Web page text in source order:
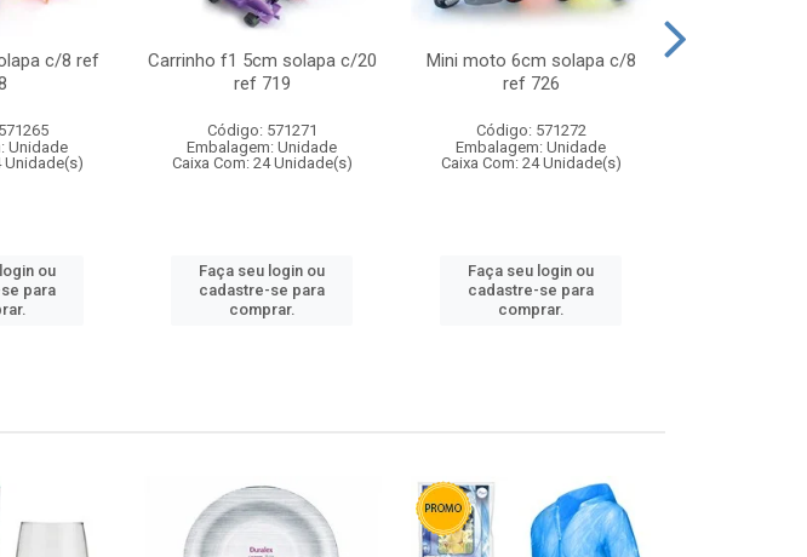
c/8 ref
Unidade
Unidade(s)
ou
para
Carrinho f1 5cm solapa c/20
ref 719
Código: 571271
Embalagem: Unidade
Caixa Com: 24 Unidade(s)
Faça seu login ou
cadastre-se para
comprar.
Mini moto 6cm solapa c/8
ref 726
Código: 571272
Embalagem: Unidade
Caixa Com: 24 Unidade(s)
Faça seu login ou
cadastre-se para
comprar.